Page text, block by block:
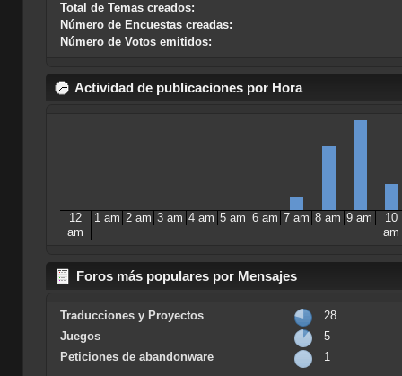
Total de Temas creados:
Número de Encuestas creadas:
Número de Votos emitidos:
Actividad de publicaciones por Hora
12
am
1 am 2 am 3 am 4 am 5 am 6 am 7 am 8 am 9 am
10
am
Foros más populares por Mensajes
Traducciones y Proyectos
28
Juegos
5
Peticiones de abandonware
1